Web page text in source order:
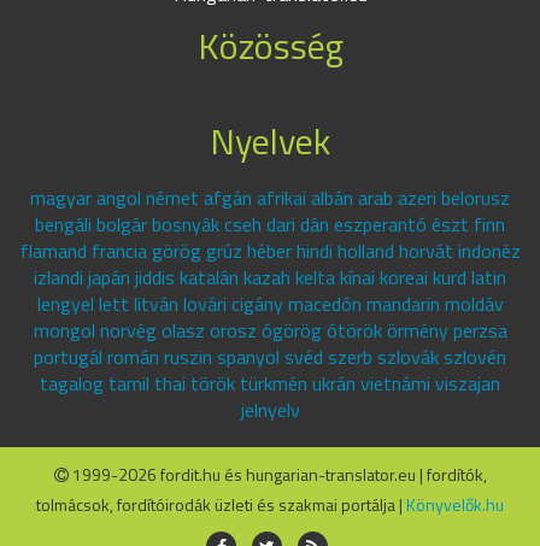
Közösség
Nyelvek
magyar angol német afgán afrikai albán arab azeri belorusz
bengáli bolgár bosnyák cseh dari dán eszperantó észt finn
flamand francia görög grúz héber hindi holland horvát indonéz
izlandi japán jiddis katalán kazah kelta kínai koreai kurd latin
lengyel lett litván lovári cigány macedón mandarin moldáv
mongol norvég olasz orosz ógörög ótörök örmény perzsa
portugál román ruszin spanyol svéd szerb szlovák szlovén
tagalog tamil thai török türkmén ukrán vietnámi viszajan
jelnyelv
1999-2026 fordit.hu és hungarian-translator.eu | fordítók,
tolmácsok, fordítóirodák üzleti és szakmai portálja | Könyvelők.hu